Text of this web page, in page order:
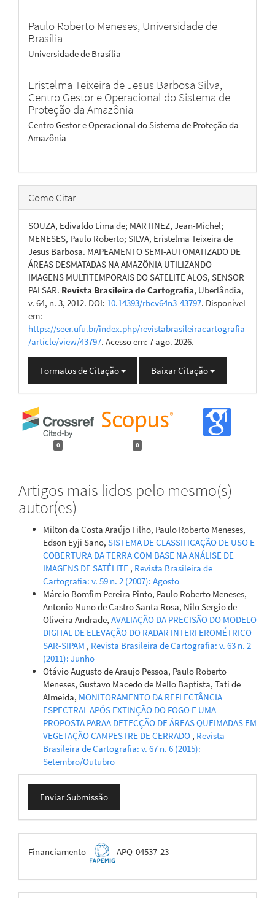
Paulo Roberto Meneses, Universidade de
Brasília
Universidade de Brasília
Eristelma Teixeira de Jesus Barbosa Silva,
Centro Gestor e Operacional do Sistema de
Proteção da Amazônia
Centro Gestor e Operacional do Sistema de Proteção da
Amazônia
Como Citar
SOUZA, Edivaldo Lima de; MARTINEZ, Jean-Michel;
MENESES, Paulo Roberto; SILVA, Eristelma Teixeira de
Jesus Barbosa. MAPEAMENTO SEMI-AUTOMATIZADO DE
ÁREAS DESMATADAS NA AMAZÔNIA UTILIZANDO
IMAGENS MULTITEMPORAIS DO SATELITE ALOS, SENSOR
PALSAR. Revista Brasileira de Cartografia, Uberlândia,
v. 64, n. 3, 2012. DOI: 10.14393/rbcv64n3-43797. Disponível
em:
https://seer.ufu.br/index.php/revistabrasileiracartografia
/article/view/43797. Acesso em: 7 ago. 2026.
Formatos de Citação Baixar Citação
0 0
Artigos mais lidos pelo mesmo(s)
autor(es)
Milton da Costa Araújo Filho, Paulo Roberto Meneses,
Edson Eyji Sano, SISTEMA DE CLASSIFICAÇÃO DE USO E
COBERTURA DA TERRA COM BASE NA ANÁLISE DE
IMAGENS DE SATÉLITE , Revista Brasileira de
Cartografia: v. 59 n. 2 (2007): Agosto
Márcio Bomfim Pereira Pinto, Paulo Roberto Meneses,
Antonio Nuno de Castro Santa Rosa, Nilo Sergio de
Oliveira Andrade, AVALIAÇÃO DA PRECISÃO DO MODELO
DIGITAL DE ELEVAÇÃO DO RADAR INTERFEROMÉTRICO
SAR-SIPAM , Revista Brasileira de Cartografia: v. 63 n. 2
(2011): Junho
Otávio Augusto de Araujo Pessoa, Paulo Roberto
Meneses, Gustavo Macedo de Mello Baptista, Tati de
Almeida, MONITORAMENTO DA REFLECTÂNCIA
ESPECTRAL APÓS EXTINÇÃO DO FOGO E UMA
PROPOSTA PARAA DETECÇÃO DE ÁREAS QUEIMADAS EM
VEGETAÇÃO CAMPESTRE DE CERRADO , Revista
Brasileira de Cartografia: v. 67 n. 6 (2015):
Setembro/Outubro
Enviar
Submissão
Enviar Submissão
FAPEMIG
Financiamento APQ-04537-23